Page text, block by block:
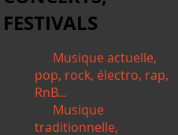
FESTIVALS
Musique actuelle,
pop, rock, électro, rap,
RnB...
Musique
traditionnelle,